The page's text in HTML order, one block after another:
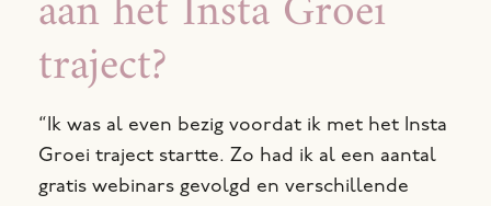
traject?
“Ik was al even bezig voordat ik met het Insta
Groei traject startte. Zo had ik al een aantal
gratis webinars gevolgd en verschillende